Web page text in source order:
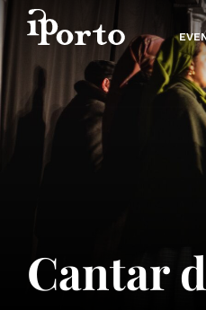
Saltar al contenido
Cantar